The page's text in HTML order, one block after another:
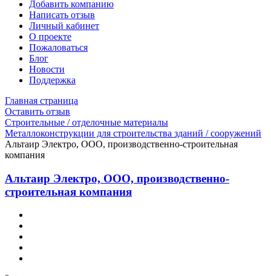
Добавить компанию
Написать отзыв
Личный кабинет
О проекте
Пожаловаться
Блог
Новости
Поддержка
Главная страница
Оставить отзыв
Строительные / отделочные материалы
Металлоконструкции для строительства зданий / сооружений
Альтаир Электро, ООО, производственно-строительная
компания
Альтаир Электро, ООО, производственно-
строительная компания